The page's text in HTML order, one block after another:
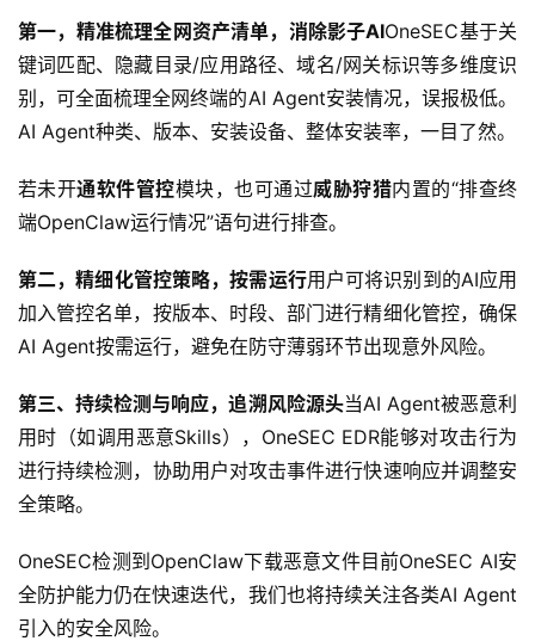
第一，精准梳理全网资产清单，消除影子AIOneSEC基于关
键词匹配、隐藏目录/应用路径、域名/网关标识等多维度识
别，可全面梳理全网终端的AI Agent安装情况，误报极低。
AI Agent种类、版本、安装设备、整体安装率，一目了然。
若未开通软件管控模块，也可通过威胁狩猎内置的“排查终
端OpenClaw运行情况”语句进行排查。
第二，精细化管控策略，按需运行用户可将识别到的AI应用
加入管控名单，按版本、时段、部门进行精细化管控，确保
AI Agent按需运行，避免在防守薄弱环节出现意外风险。
第三、持续检测与响应，追溯风险源头当AI Agent被恶意利
用时（如调用恶意Skills），OneSEC EDR能够对攻击行为
进行持续检测，协助用户对攻击事件进行快速响应并调整安
全策略。
OneSEC检测到OpenClaw下载恶意文件目前OneSEC AI安
全防护能力仍在快速迭代，我们也将持续关注各类AI Agent
引入的安全风险。